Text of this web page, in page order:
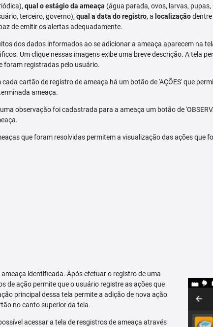
qual o estágio da ameaça (água parada, ovos, larvas,
terceiro, governo),qual a data do registro, a localização
de emitir os alertas adequadamente.
dos dados informados ao se adicionar a ameaça aparecem na
Um clique nessas imagens exibe uma breve descrição. A tela
foram registradas pelo usuário.
cada cartão de registro de ameaça há um botão de 'AÇÕES' que
ameaça.
uma observação foi cadastrada para a ameaça um botão de
que foram resolvidas permitem a visualização das ações que
identificada. Após efetuar o registro de uma
de ação permite que o usuário registre as ações que
principal dessa tela permite a adição de nova ação
no canto superior da tela.
acessar a tela de resgistros de ameaça através